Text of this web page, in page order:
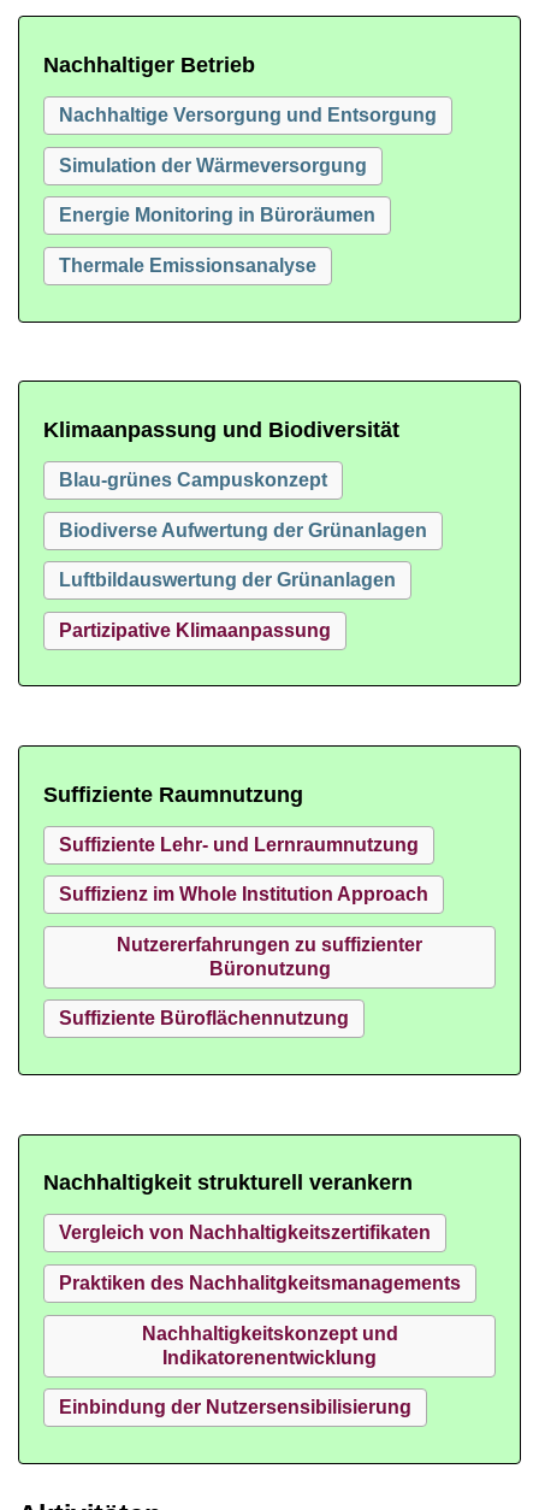
Nachhaltiger Betrieb
Nachhaltige Versorgung und Entsorgung
Simulation der Wärmeversorgung
Energie Monitoring in Büroräumen
Thermale Emissionsanalyse
Klimaanpassung und Biodiversität
Blau-grünes Campuskonzept
Biodiverse Aufwertung der Grünanlagen
Luftbildauswertung der Grünanlagen
Partizipative Klimaanpassung
Suffiziente Raumnutzung
Suffiziente Lehr- und Lernraumnutzung
Suffizienz im Whole Institution Approach
Nutzererfahrungen zu suffizienter
Büronutzung
Suffiziente Büroflächennutzung
Nachhaltigkeit strukturell verankern
Vergleich von Nachhaltigkeitszertifikaten
Praktiken des Nachhalitgkeitsmanagements
Nachhaltigkeitskonzept und
Indikatorenentwicklung
Einbindung der Nutzersensibilisierung